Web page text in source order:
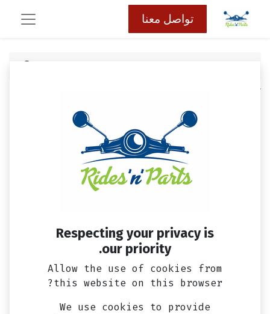
تواصل معنا
كافة المنتجات
Respecting your privacy is
our priority.
Allow the use of cookies from
this website on this browser?
We use cookies to provide